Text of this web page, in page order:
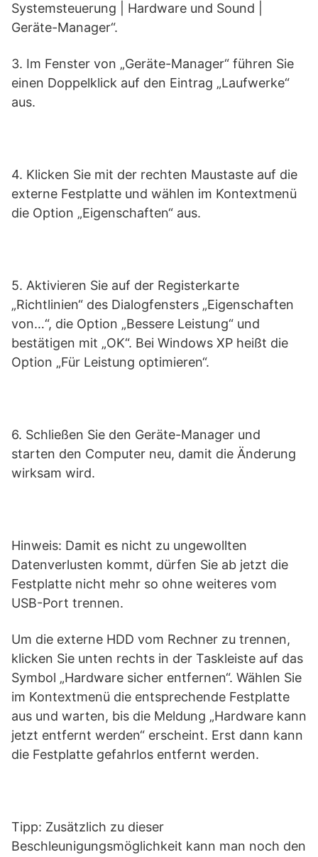
Systemsteuerung | Hardware und Sound |
Geräte-Manager“.
3. Im Fenster von „Geräte-Manager“ führen Sie
einen Doppelklick auf den Eintrag „Laufwerke“
aus.
4. Klicken Sie mit der rechten Maustaste auf die
externe Festplatte und wählen im Kontextmenü
die Option „Eigenschaften“ aus.
5. Aktivieren Sie auf der Registerkarte
„Richtlinien“ des Dialogfensters „Eigenschaften
von…“, die Option „Bessere Leistung“ und
bestätigen mit „OK“. Bei Windows XP heißt die
Option „Für Leistung optimieren“.
6. Schließen Sie den Geräte-Manager und
starten den Computer neu, damit die Änderung
wirksam wird.
Hinweis: Damit es nicht zu ungewollten
Datenverlusten kommt, dürfen Sie ab jetzt die
Festplatte nicht mehr so ohne weiteres vom
USB-Port trennen.
Um die externe HDD vom Rechner zu trennen,
klicken Sie unten rechts in der Taskleiste auf das
Symbol „Hardware sicher entfernen“. Wählen Sie
im Kontextmenü die entsprechende Festplatte
aus und warten, bis die Meldung „Hardware kann
jetzt entfernt werden“ erscheint. Erst dann kann
die Festplatte gefahrlos entfernt werden.
Tipp: Zusätzlich zu dieser
Beschleunigungsmöglichkeit kann man noch den